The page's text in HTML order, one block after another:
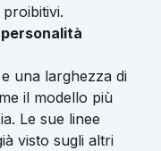
una larghezza di
il modello più
Le sue linee
visto sugli altri